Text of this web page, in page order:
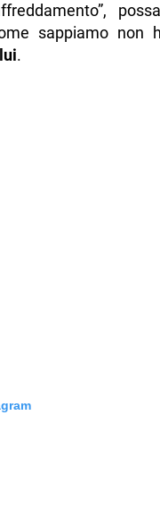
sappiamo non
.